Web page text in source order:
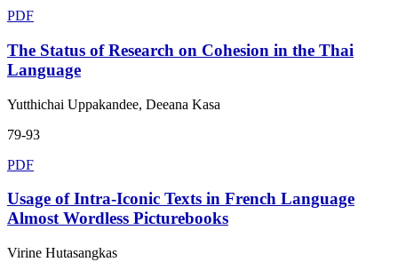
PDF
The Status of Research on Cohesion in the Thai
Language
Yutthichai Uppakandee, Deeana Kasa
79-93
PDF
Usage of Intra-Iconic Texts in French Language
Almost Wordless Picturebooks
Virine Hutasangkas